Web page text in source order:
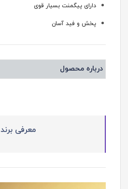
دارای پیگمنت بسیار قوی
پخش و فید آسان
درباره محصول
معرفی برند